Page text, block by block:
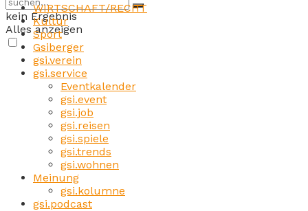
kein Ergebnis
Alles anzeigen
WIRTSCHAFT/RECHT
Kultur
Sport
Gsiberger
gsi.verein
gsi.service
Eventkalender
gsi.event
gsi.job
gsi.reisen
gsi.spiele
gsi.trends
gsi.wohnen
Meinung
gsi.kolumne
gsi.podcast